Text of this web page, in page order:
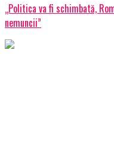
„Politica va fi schimbată,
nemuncii”